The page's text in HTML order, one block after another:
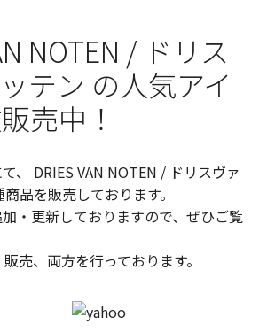
NOTEN / ドリス
テン の人気アイ
売中！
、 DRIES VAN NOTEN / ドリスヴァ
品を販売しております。
・更新しておりますので、ぜひご覧
売、両方を行っております。